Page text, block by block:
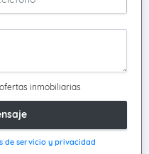
inmobiliarias
de servicio y privacidad